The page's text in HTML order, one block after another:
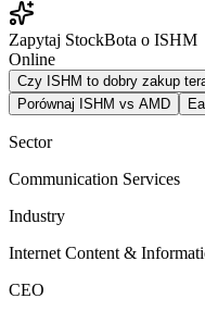
Zapytaj StockBota o ISHM
Online
Czy ISHM to dobry zakup
Porównaj ISHM vs AMD
Sector
Communication Services
Industry
Internet Content &
CEO